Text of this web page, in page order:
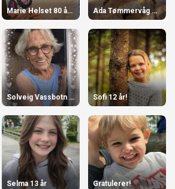
Marie Helset 80 år 14. Mars Ada Tømmervåg Engjaberg 4 år
Solveig Vassbotn 90 år Sofi 12 år!
Selma 13 år Gratulerer!